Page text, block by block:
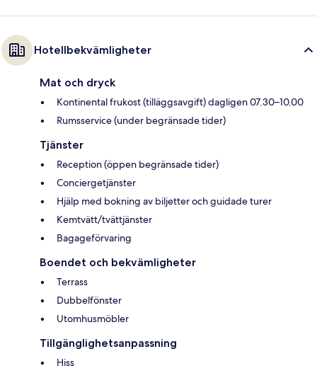
Hotellbekvämligheter
Mat och dryck
Kontinental frukost (tilläggsavgift) dagligen 07.30–10.00
Rumsservice (under begränsade tider)
Tjänster
Reception (öppen begränsade tider)
Conciergetjänster
Hjälp med bokning av biljetter och guidade turer
Kemtvätt/tvättjänster
Bagageförvaring
Boendet och bekvämligheter
Terrass
Dubbelfönster
Utomhusmöbler
Tillgänglighetsanpassning
Hiss